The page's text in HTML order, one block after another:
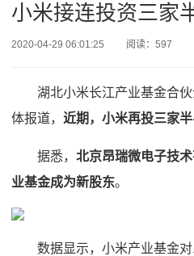
小米接连投资三家
2020-04-29 06:01:25 阅读：597
湖北小米长江产业基金合
体报道， 近期，小米再投三家
据悉， 北京昂瑞微电子技
业基金成为新股东。
数据显示，小米产业基金